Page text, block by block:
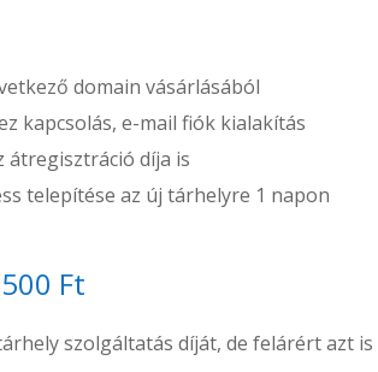
domain vásárlásából
kapcsolás, e-mail fiók kialakítás
átregisztráció díja is
telepítése az új tárhelyre 1 napon
Ft
szolgáltatás díját, de felárért azt is